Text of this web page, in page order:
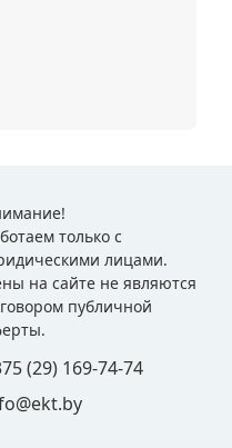
только с
лицами.
на сайте не являются
публичной
(29) 169-74-74